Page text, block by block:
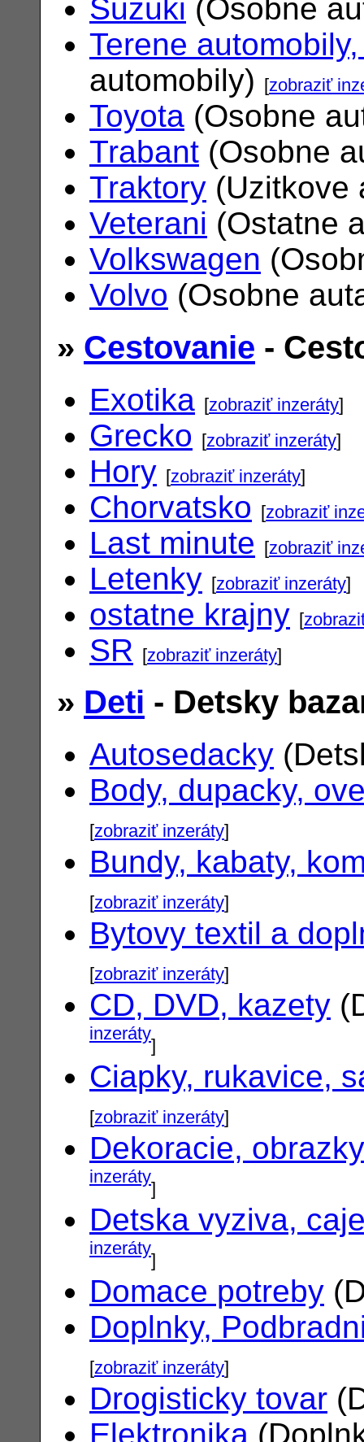
Suzuki (Osobne
Terene
automobily)
[zobraziť
Toyota (Osobne
Trabant (Osobne
Traktory (Uzitkove
Veterani (Ostatne
Volkswagen
Volvo (Osobne
» Cestovanie -
Exotika [zobraziť inzeráty]
Grecko [zobraziť inzeráty]
Hory [zobraziť inzeráty]
Chorvatsko [zobraziť
Last minute [zobraziť
Letenky [zobraziť inzeráty]
ostatne krajny [
SR [zobraziť inzeráty]
» Deti - Detsky
Autosedacky
Body, dupacky,
[zobraziť inzeráty]
Bundy, kabaty,
[zobraziť inzeráty]
Bytovy textil a
[zobraziť inzeráty]
CD, DVD, kazety
inzeráty]
Ciapky, rukavice,
[zobraziť inzeráty]
Dekoracie, obrazky
inzeráty]
Detska vyziva,
inzeráty]
Domace potreby
Doplnky,
[zobraziť inzeráty]
Drogisticky tovar
Elektronika